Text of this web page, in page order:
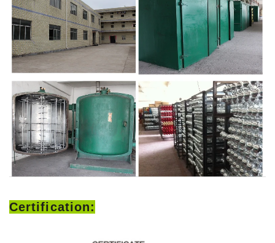
Certification: